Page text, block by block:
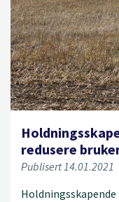
redusere
Publisert 14.01.2021